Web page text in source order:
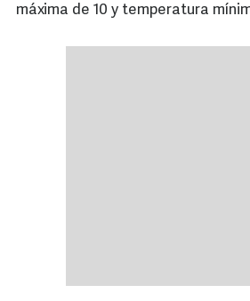
máxima de 10 y temperatura